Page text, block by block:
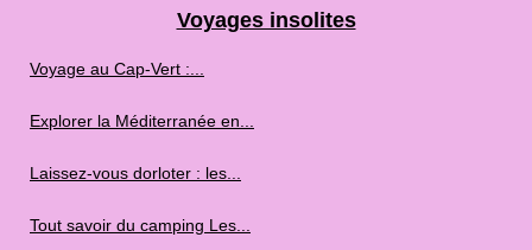
Voyages insolites
Voyage au Cap‑Vert :...
Explorer la Méditerranée en...
Laissez-vous dorloter : les...
Tout savoir du camping Les...